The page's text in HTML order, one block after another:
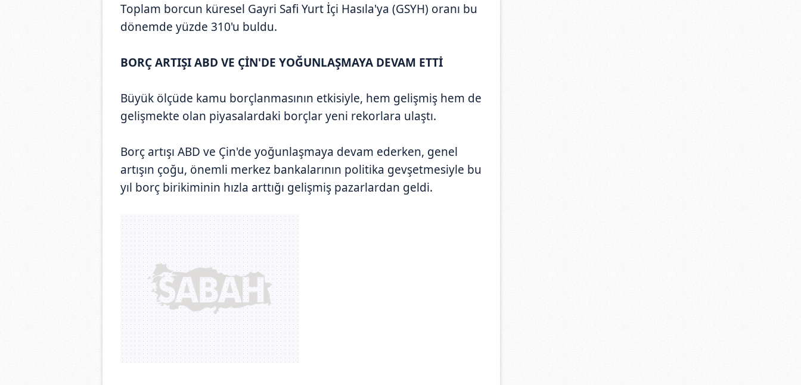
Toplam borcun küresel Gayri Safi Yurt İçi Hasıla'ya (GSYH) oranı bu
dönemde yüzde 310'u buldu.
BORÇ ARTIŞI ABD VE ÇİN'DE YOĞUNLAŞMAYA DEVAM ETTİ
Büyük ölçüde kamu borçlanmasının etkisiyle, hem gelişmiş hem de
gelişmekte olan piyasalardaki borçlar yeni rekorlara ulaştı.
Borç artışı ABD ve Çin'de yoğunlaşmaya devam ederken, genel
artışın çoğu, önemli merkez bankalarının politika gevşetmesiyle bu
yıl borç birikiminin hızla arttığı gelişmiş pazarlardan geldi.